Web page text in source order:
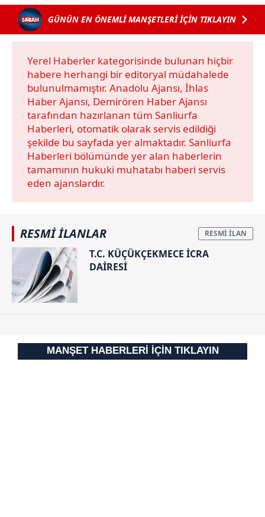
GÜNÜN EN ÖNEMLİ MANŞETLERİ İÇİN TIKLAYIN
Yerel Haberler kategorisinde bulunan hiçbir
habere herhangi bir editoryal müdahalede
bulunulmamıştır. Anadolu Ajansı, İhlas
Haber Ajansı, Demirören Haber Ajansı
tarafından hazırlanan tüm Sanliurfa
Haberleri, otomatik olarak servis edildiği
şekilde bu sayfada yer almaktadır. Sanliurfa
Haberleri bölümünde yer alan haberlerin
tamamının hukuki muhatabı haberi servis
eden ajanslardır.
RESMİ İLANLAR
T.C. KÜÇÜKÇEKMECE İCRA
DAİRESİ
MANŞET HABERLERİ İÇİN TIKLAYIN